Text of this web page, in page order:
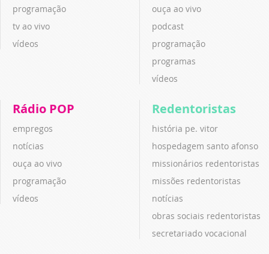
programação
tv ao vivo
vídeos
ouça ao vivo
podcast
programação
programas
vídeos
Rádio POP
empregos
notícias
ouça ao vivo
programação
vídeos
Redentoristas
história pe. vitor
hospedagem santo afonso
missionários redentoristas
missões redentoristas
notícias
obras sociais redentoristas
secretariado vocacional